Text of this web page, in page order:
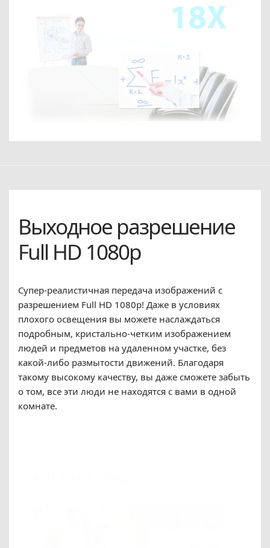
Выходное разрешение
Full HD 1080p
Супер-реалистичная передача изображений с
разрешением Full HD 1080p! Даже в условиях
плохого освещения вы можете наслаждаться
подробным, кристально-четким изображением
людей и предметов на удаленном участке, без
какой-либо размытости движений. Благодаря
такому высокому качеству, вы даже сможете забыть
о том, все эти люди не находятся с вами в одной
комнате.